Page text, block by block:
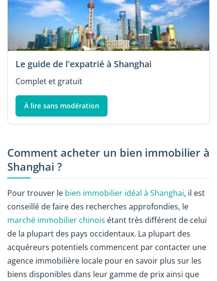
Le guide de l'expatrié à Shanghai
Complet et gratuit
À lire sans modération
Comment acheter un bien immobilier à
Shanghai ?
Pour trouver le bien immobilier idéal à Shanghai, il est
conseillé de faire des recherches approfondies, le
marché immobilier chinois étant très différent de celui
de la plupart des pays occidentaux. La plupart des
acquéreurs potentiels commencent par contacter une
agence immobilière locale pour en savoir plus sur les
biens disponibles dans leur gamme de prix ainsi que